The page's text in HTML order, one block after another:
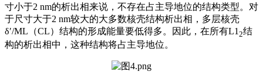
寸小于2 nm的析出相来说，不存在占主导地位的结构类型。对
于尺寸大于2 nm较大的大多数核壳结构析出相，多层核壳
δ′/ML（CL）结构的形成能量要低得多。因此，在所有L1 2结
构的析出相中，这种结构将占主导地位。